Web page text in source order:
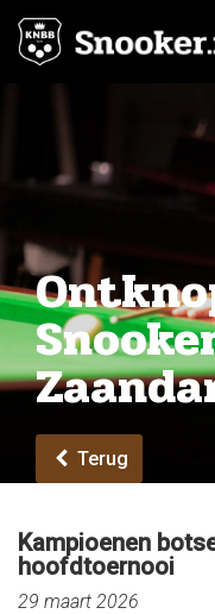
Terug
Kampioenen
hoofdtoernooi
29 maart 2026